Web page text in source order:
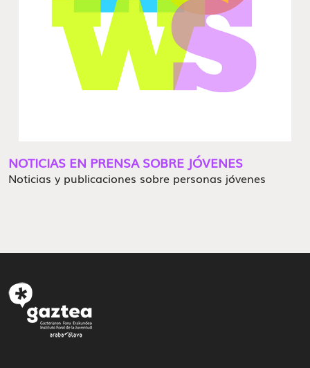
NOTICIAS EN PRENSA SOBRE JÓVENES
Noticias y publicaciones sobre personas jóvenes